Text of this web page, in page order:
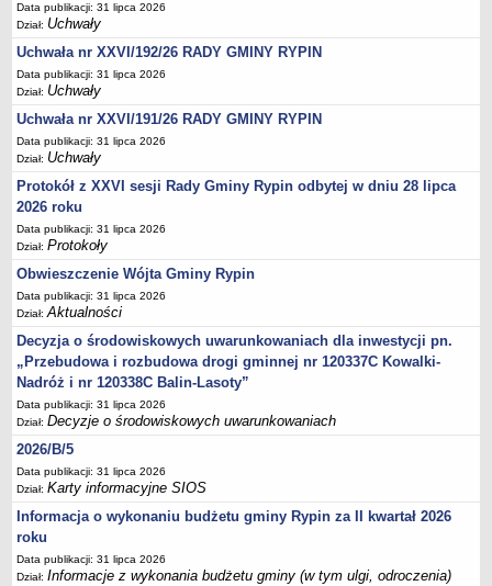
Jednostki organizacyjne, GOPS, Instytucja kultury, OSP
Jednostki pomocnicze - sołectwa
Plan pracy komisji rewizyjnej
Sesje Rady Gminy Rypin
PRAWO LOKALNE
Statut
Strategia rozwoju
Projekty uchwał
Protokoły
Imienne wykazy głosowań radnych
Postać dokumentów
Akty Prawne, Dzienniki Ustaw, Monitory Polskie
Prawo miejscowe
Zarządzenia
Studium uwarunkowań i kierunków zagospodarowania
przestrzennego
Dane przestrzenne - MPZP
Stałe obwody głosowania, numery, granice oraz siedziby
obwodowych komisji wyborczych, opis granic okręgów wyborczych
Plan ogólny gminy Rypin
Data publikacji: 31 lipca 2026
Dział: Uchwały
Uchwała nr XXVI/192/26 RADY GMINY RYPIN
Data publikacji: 31 lipca 2026
Dział: Uchwały
Uchwała nr XXVI/191/26 RADY GMINY RYPIN
Data publikacji: 31 lipca 2026
Dział: Uchwały
Protokół z XXVI sesji Rady Gminy Rypin odbytej w dniu 28 lipca
2026 roku
Data publikacji: 31 lipca 2026
Dział:Protokoły
Obwieszczenie Wójta Gminy Rypin
Data publikacji: 31 lipca 2026
Dział:Aktualności
Decyzja o środowiskowych uwarunkowaniach dla inwestycji pn.
„Przebudowa i rozbudowa drogi gminnej nr 120337C Kowalki-
Nadróż i nr 120338C Balin-Lasoty”
Data publikacji: 31 lipca 2026
Dział:Decyzje o środowiskowych uwarunkowaniach
2026/B/5
Data publikacji: 31 lipca 2026
Dział:Karty informacyjne SIOS
Informacja o wykonaniu budżetu gminy Rypin za II kwartał 2026
roku
Data publikacji: 31 lipca 2026
Dział:Informacje z wykonania budżetu gminy (w tym ulgi, odroczenia)